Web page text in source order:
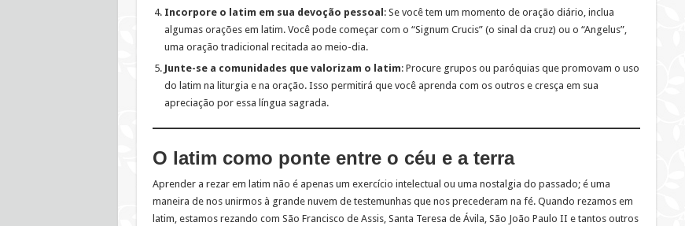
Incorpore o latim em sua devoção pessoal : Se você tem um momento de oração diário, inclua
algumas orações em latim. Você pode começar com o “Signum Crucis” (o sinal da cruz) ou o “Angelus”,
uma oração tradicional recitada ao meio-dia.
Junte-se a comunidades que valorizam o latim: Procure grupos ou paróquias que promovam o uso
do latim na liturgia e na oração. Isso permitirá que você aprenda com os outros e cresça em sua
apreciação por essa língua sagrada.
O latim como ponte entre o céu e a terra
Aprender a rezar em latim não é apenas um exercício intelectual ou uma nostalgia do passado; é uma
maneira de nos unirmos à grande nuvem de testemunhas que nos precederam na fé. Quando rezamos em
latim, estamos rezando com São Francisco de Assis, Santa Teresa de Ávila, São João Paulo II e tantos outros